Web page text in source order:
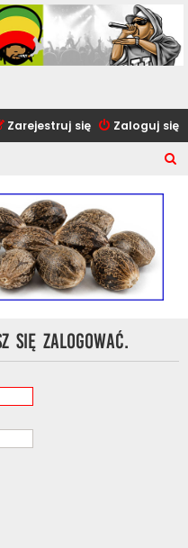
Zaloguj się
Zarejestruj się
się zalogować.